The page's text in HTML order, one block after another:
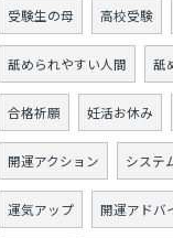
受験生の母 高校受験
舐められやすい人間 舐
合格祈願 妊活お休み
開運アクション システ
運気アップ 開運アドバ